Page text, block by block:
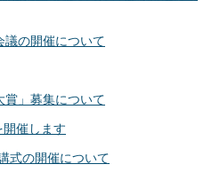
議の開催について
賞」募集について
催します
式の開催について